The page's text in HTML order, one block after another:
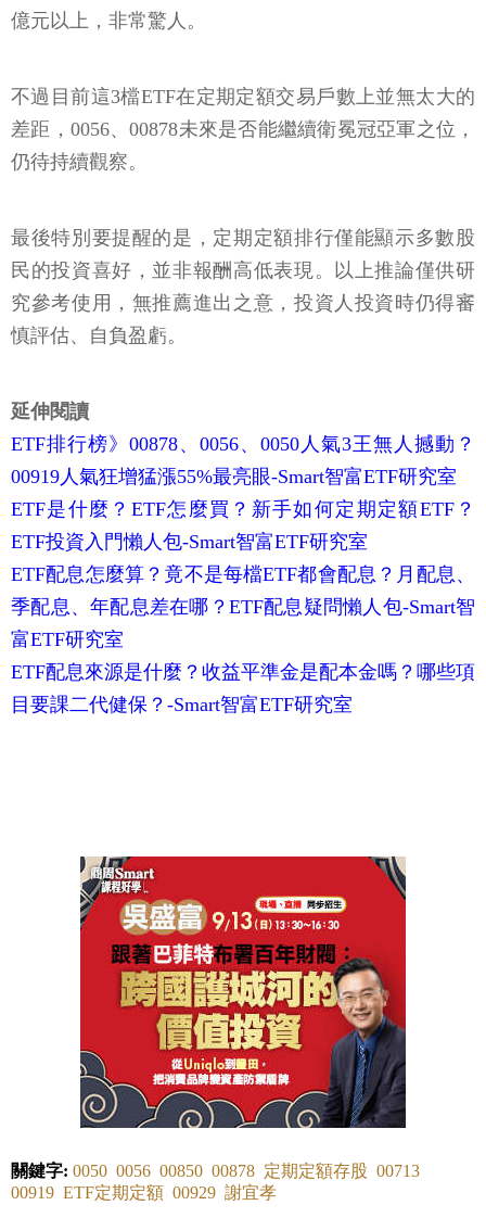
億元以上，非常驚人。
不過目前這3檔ETF在定期定額交易戶數上並無太大的
差距，0056、00878未來是否能繼續衛冕冠亞軍之位，
仍待持續觀察。
最後特別要提醒的是，定期定額排行僅能顯示多數股
民的投資喜好，並非報酬高低表現。以上推論僅供研
究參考使用，無推薦進出之意，投資人投資時仍得審
慎評估、自負盈虧。
延伸閱讀
ETF排行榜》00878、0056、0050人氣3王無人撼動？
00919人氣狂增猛漲55%最亮眼-Smart智富ETF研究室
ETF是什麼？ETF怎麼買？新手如何定期定額ETF？
ETF投資入門懶人包-Smart智富ETF研究室
ETF配息怎麼算？竟不是每檔ETF都會配息？月配息、
季配息、年配息差在哪？ETF配息疑問懶人包-Smart智
富ETF研究室
ETF配息來源是什麼？收益平準金是配本金嗎？哪些項
目要課二代健保？-Smart智富ETF研究室
關鍵字: 0050 0056 00850 00878 定期定額存股 00713
00919 ETF定期定額 00929 謝宜孝